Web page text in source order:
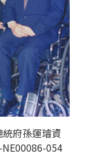
府孫運璿資
054